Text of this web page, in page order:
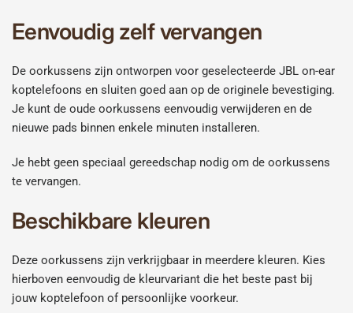
Eenvoudig zelf vervangen
De oorkussens zijn ontworpen voor geselecteerde JBL on-ear
koptelefoons en sluiten goed aan op de originele bevestiging.
Je kunt de oude oorkussens eenvoudig verwijderen en de
nieuwe pads binnen enkele minuten installeren.
Je hebt geen speciaal gereedschap nodig om de oorkussens
te vervangen.
Beschikbare kleuren
Deze oorkussens zijn verkrijgbaar in meerdere kleuren. Kies
hierboven eenvoudig de kleurvariant die het beste past bij
jouw koptelefoon of persoonlijke voorkeur.